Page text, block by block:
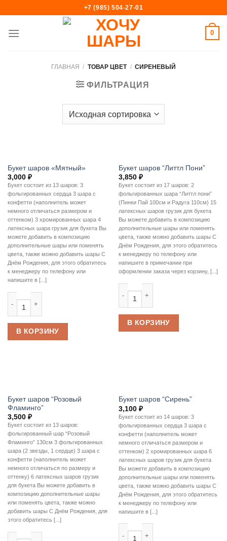
content
+7 (985) 504-27-01
0
ГЛАВНАЯ / ТОВАР ЦВЕТ / СИРЕНЕВЫЙ
ФИЛЬТРАЦИЯ
Букет шаров «Мятный»
3,000 ₽
Букет состоит из 13 шаров: 3
фольгированных сердца 3 шара с
конфетти (наполнитель может
немного отличаться размером и
оттенком) 3 хромированных шара 4
латексных шара грузик для букета Вы
можете добавить в композицию
дополнительные шары или поменять
цвета, также можно добавить шары С
Днём Рождения, для этого обратитесь
к менеджеру по телефону или
напишите в [...]
Количество товара Букет шаров «Мятный»
В КОРЗИНУ
Букет шаров “Литтл Пони”
3,850 ₽
Букет состоит из 17 шаров: 2
фольгированных шара “Литтл пони”
(Пинки Пай 100см и Радуга 110см) 15
латексных шаров грузик для букета
Вы можете добавить в композицию
дополнительные шары или поменять
цвета, также можно добавить шары С
Днём Рождения, для этого обратитесь
к менеджеру по телефону или
напишите в примечании при
оформлении заказа через корзину, [...]
В КОРЗИНУ
Букет шаров “Розовый
Фламинго”
3,500 ₽
Букет состоит из 13 шаров:
фольгированный шар “Розовый
Фламинго” 130см 3 фольгированных
шара (2 звезды, 1 сердце) 3 шара с
конфетти (наполнитель может
немного отличаться по размеру и
оттенку) 6 латексных шаров грузик
для букета Вы можете добавить в
композицию дополнительные шары
или поменять цвета, также можно
добавить шары С Днём Рождения, для
этого обратитесь [...]
Количество товара Букет шаров “Розовый Фламинго”
Букет шаров “Сирень”
3,100 ₽
Букет состоит из 14 шаров: 3
фольгированных сердца 3 шара с
конфетти (наполнитель может
немного отличаться размером и
оттенком) 2 хромированных шара 6
латексных шаров грузик для букета
Вы можете добавить в композицию
дополнительные шары или поменять
цвета, также можно добавить шары С
Днём Рождения, для этого обратитесь
к менеджеру по телефону или
напишите в [...]